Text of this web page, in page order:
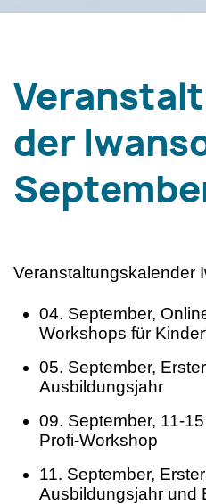
der
Veranstaltungskalender
04. September,
Workshops für
05. September,
Ausbildungsjahr
09. September, 11-
Profi-Workshop
11. September,
Ausbildungsjahr und